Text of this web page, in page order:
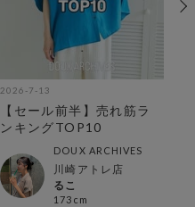
2026-7-13
【セール前半】売れ筋ラ
ンキングTOP10
DOUX ARCHIVES
川崎アトレ店
るこ
173cm